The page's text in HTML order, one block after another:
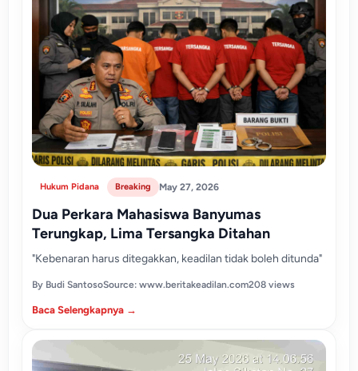
Hukum Pidana Breaking May 27, 2026
Dua Perkara Mahasiswa Banyumas
Terungkap, Lima Tersangka Ditahan
"Kebenaran harus ditegakkan, keadilan tidak boleh ditunda"
By Budi SantosoSource: www.beritakeadilan.com208 views
Baca Selengkapnya →